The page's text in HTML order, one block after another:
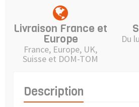
Livraison France et
Europe
France, Europe, UK,
Suisse et DOM-TOM
Du
Description